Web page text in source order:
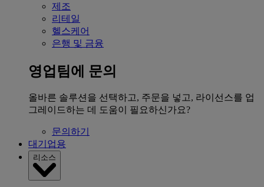
제조
리테일
헬스케어
은행 및 금융
영업팀에 문의
올바른 솔루션을 선택하고, 주문을 넣고, 라이선스를 업
그레이드하는 데 도움이 필요하신가요?
문의하기
대기업용
리소스